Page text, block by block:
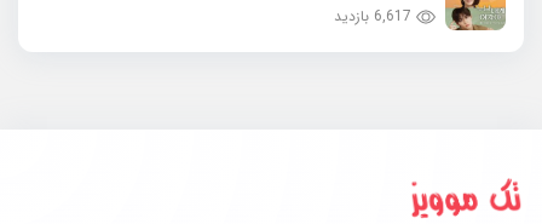
6,617 بازدید